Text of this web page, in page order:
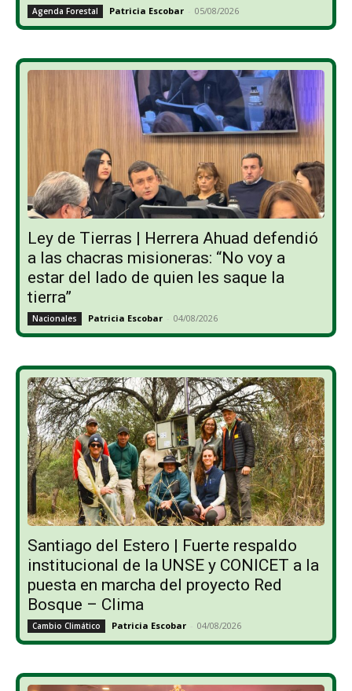
Agenda Forestal Patricia Escobar - 05/08/2026
Ley de Tierras | Herrera Ahuad defendió
a las chacras misioneras: “No voy a
estar del lado de quien les saque la
tierra”
Nacionales Patricia Escobar - 04/08/2026
Santiago del Estero | Fuerte respaldo
institucional de la UNSE y CONICET a la
puesta en marcha del proyecto Red
Bosque – Clima
Cambio Climático Patricia Escobar - 04/08/2026